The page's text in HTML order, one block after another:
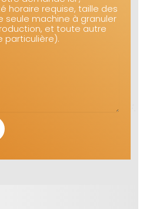
horaire requise, taille des
seule machine à granuler
et toute autre
particulière).